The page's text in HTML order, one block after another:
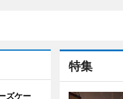
特集
ズケー